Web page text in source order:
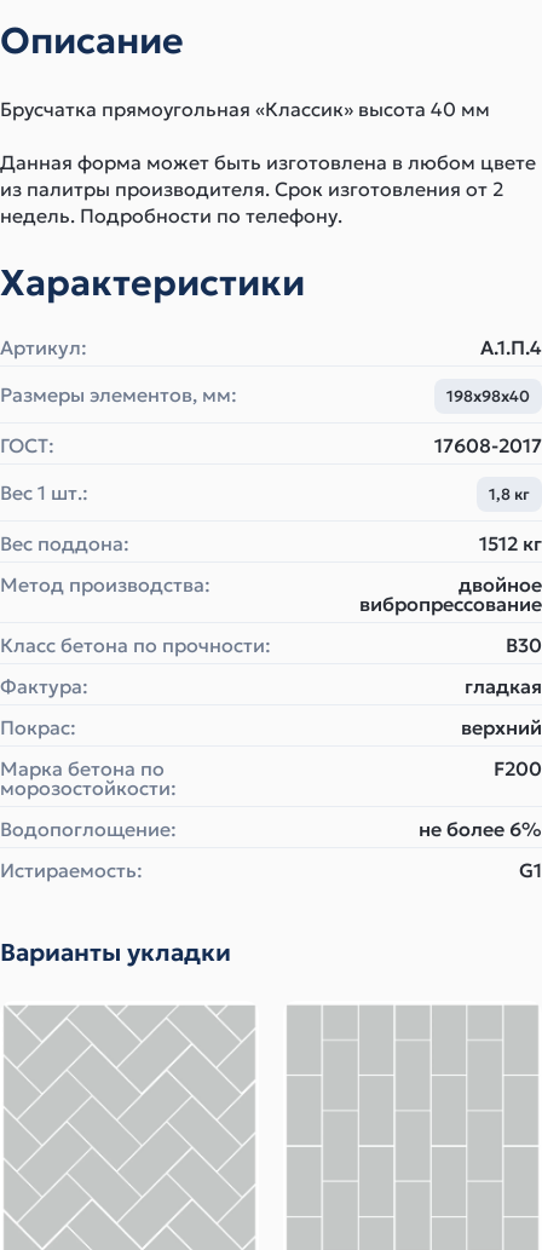
Описание
Брусчатка прямоугольная «Классик» высота 40 мм
Данная форма может быть изготовлена в любом цвете
из палитры производителя. Срок изготовления от 2
недель. Подробности по телефону.
Характеристики
Артикул:
А.1.П.4
Размеры элементов, мм:
198х98х40
ГОСТ:
17608-2017
Вес 1 шт.:
1,8 кг
Вес поддона:
1512 кг
Метод производства:
двойное
вибропрессование
Класс бетона по прочности:
B30
Фактура:
гладкая
Покрас:
верхний
Марка бетона по
морозостойкости:
F200
Водопоглощение:
не более 6%
Истираемость:
G1
Варианты укладки